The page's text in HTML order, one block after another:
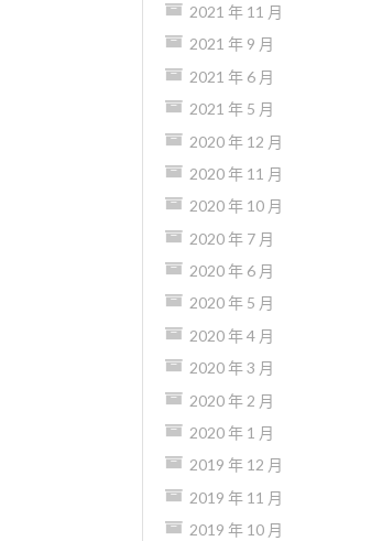
2021 年 11 月
2021 年 9 月
2021 年 6 月
2021 年 5 月
2020 年 12 月
2020 年 11 月
2020 年 10 月
2020 年 7 月
2020 年 6 月
2020 年 5 月
2020 年 4 月
2020 年 3 月
2020 年 2 月
2020 年 1 月
2019 年 12 月
2019 年 11 月
2019 年 10 月